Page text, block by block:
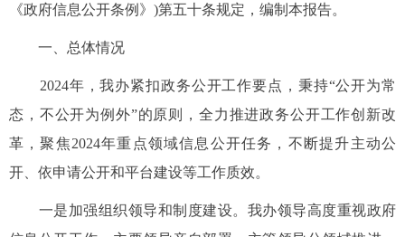
《政府信息公开条例》)第五十条规定，编制本报告。
一、总体情况
2024年，我办紧扣政务公开工作要点，秉持“公开为常
态，不公开为例外”的原则，全力推进政务公开工作创新改
革，聚焦2024年重点领域信息公开任务，不断提升主动公
开、依申请公开和平台建设等工作质效。
一是加强组织领导和制度建设。我办领导高度重视政府